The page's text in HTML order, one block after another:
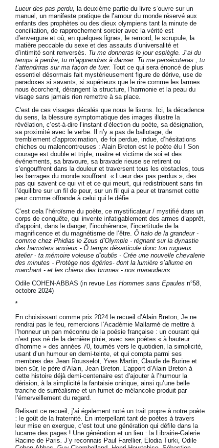
Lueur des pas perdu, la deuxième partie du livre s’ouvre sur un
manuel, un manifeste pratique de l’amour du monde réservé aux
enfants des prophètes ou des dieux olympiens tant la minute de
conciliation, de rapprochement sorcier avec la vérité est
d’envergure et où, en quelques lignes, le remord, le scrupule, la
matière peccable du sexe et des assauts d’universalité et
d’intimité sont renversés. Tu me donneras le jour espiègle. J’ai du
temps à perdre, tu m’apprendras à danser. Tu me persécuteras ; tu
t’attendriras sur ma façon de tuer.Tout ce qui sera énoncé de plus
essentiel désormais fait mystérieusement figure de dérive, use de
paradoxes si savants, si supérieurs que le rire comme les larmes
nous écorchent, dérangent la structure, l’harmonie et la peau du
visage sans jamais rien remettre à sa place.
C‘est de ces visages décalés que nous le lisons. Ici, la décadence
du sens, la blessure symptomatique des images illustre la
révélation, c’est-à-dire l’instant d’élection du poète, sa désignation,
sa proximité avec le verbe. Il n’y a pas de ballotage, de
tremblement d’approximation, de foi perdue, indue, d’hésitations
chiches ou malencontreuses : Alain Breton est le poète élu ! Son
courage est double et triple, maitre et victime de soi et des
événements, sa bravoure, sa bravade rieuse se retirent ou
s’engouffrent dans la douleur et traversent tous les obstacles, tous
les barrages du monde souffrant. « Lueur des pas perdus », des
pas qui savent ce qui vit et ce qui meurt, qui redistribuent sans fin
l’équilibre sur un fil de peur, sur un fil qui a peur et transmet cette
peur comme offrande à celui qui le défie.
C’est cela l’héroïsme du poète, ce mystificateur / mystifié dans un
corps de conquête, qui invente infatigablement des armes d’apprêt,
d’appoint, dans le danger, l’incohérence, l’incertitude de la
magnificence et du magnétisme de l’être.Ô halo de la grandeur -
comme chez Phidias le Zeus d’Olympie - régnant sur la dynastie
des hamsters anxieux - Ô temps désarticule donc ton rugueux
atelier - ta mémoire voleuse d’oublis - Crée une nouvelle chevalerie
des minutes - Protège nos égéries- dont la lumière s’allume en
marchant - et les chiens des brumes - nos maraudeurs
Odile COHEN-ABBAS (in revueLes Hommes sans Epaules n°58,
octobre 2024)
*
En choisissant comme prix 2024 le recueil d’Alain Breton, Je ne
rendrai pas le feu, remercions l’Académie Mallarmé de mettre à
l’honneur un pan méconnu de la poésie française : un courant qui
n’est pas né de la dernière pluie, avec ses poètes « à hauteur
d’homme » des années 70, tournés vers le quotidien, la simplicité,
usant d’un humour en demi-teinte, et qui compta parmi ses
membres des Jean Rousselot, Yves Martin, Claude de Burine et
bien sûr, le père d’Alain, Jean Breton. L’apport d’Alain Breton à
cette histoire déjà demi-centenaire est d’ajouter à l’humour la
dérision, à la simplicité la fantaisie onirique, ainsi qu’une belle
tranche de surréalisme et un fumet de mélancolie produit par
l’émerveillement du regard.
Relisant ce recueil, j’ai également noté un trait propre à notre poète
: le goût de la fraternité. En interpellant tant de poètes à travers
leur mise en exergue, c’est tout une génération qui défile dans la
lucarne des pages ! Une génération et un lieu : la Librairie-Galerie
Racine de Paris. J’y reconnais Paul Farellier, Elodia Turki, Odile